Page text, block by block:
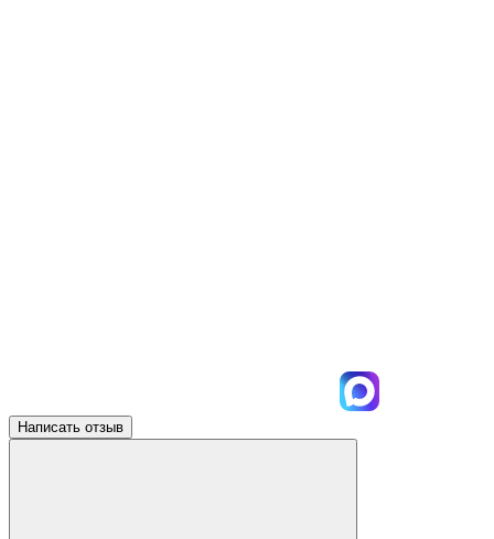
Написать отзыв